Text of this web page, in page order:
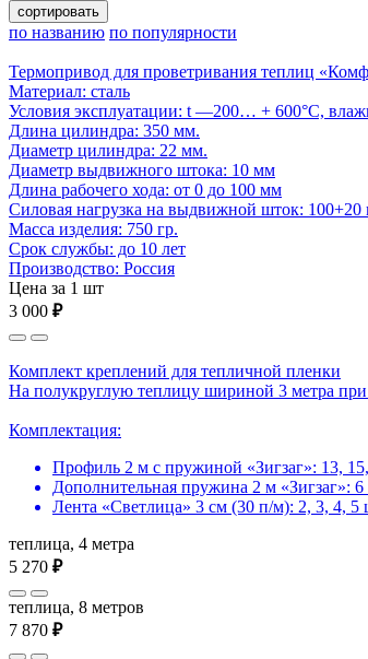
сортировать
по названию по популярности
Термопривод для проветривания теплиц
Материал: сталь
Условия эксплуатации: t —200… + 600°С,
Длина цилиндра: 350 мм.
Диаметр цилиндра: 22 мм.
Диаметр выдвижного штока: 10 мм
Длина рабочего хода: от 0 до 100 мм
Cиловая нагрузка на выдвижной шток: 100+20
Масса изделия: 750 гр.
Срок службы: до 10 лет
Производство: Россия
Цена за 1 шт
3 000 ₽
Комплект креплений для тепличной пленки
На полукруглую теплицу шириной 3 метра
Комплектация:
Профиль 2 м с пружиной «Зигзаг»: 13,
Дополнительная пружина 2 м «Зигзаг»:
Лента «Светлица» 3 см (30 п/м): 2, 3, 4, 5
теплица, 4 метра
5 270 ₽
теплица, 8 метров
7 870 ₽